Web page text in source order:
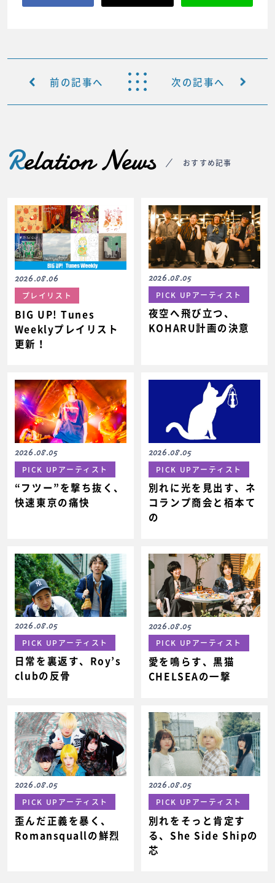
前の記事へ 次の記事へ
Relation News おすすめ記事
2026.08.06
プレイリスト
BIG UP! Tunes
Weeklyプレイリスト
更新！
2026.08.05
PICK UPアーティスト
夜空へ飛び立つ、
KOHARU計画の決意
2026.08.05
PICK UPアーティスト
“フツー”を撃ち抜く、
快速東京の痛快
2026.08.05
PICK UPアーティスト
別れに光を見出す、ネ
コランプ商会と栢本て
の
2026.08.05
PICK UPアーティスト
日常を裏返す、Roy’s
clubの反骨
2026.08.05
PICK UPアーティスト
愛を鳴らす、黒猫
CHELSEAの一撃
2026.08.05
PICK UPアーティスト
歪んだ正義を暴く、
Romansquallの鮮烈
2026.08.05
PICK UPアーティスト
別れをそっと肯定す
る、She Side Shipの
芯